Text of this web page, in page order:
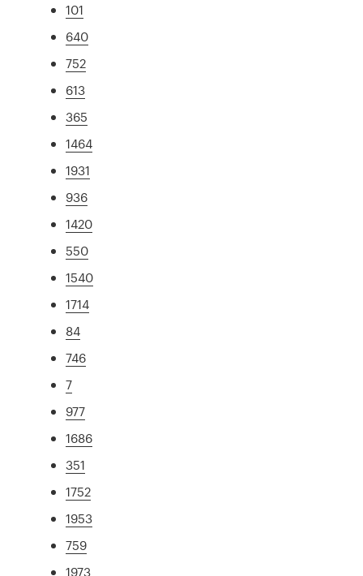
101
640
752
613
365
1464
1931
936
1420
550
1540
1714
84
746
7
977
1686
351
1752
1953
759
1973